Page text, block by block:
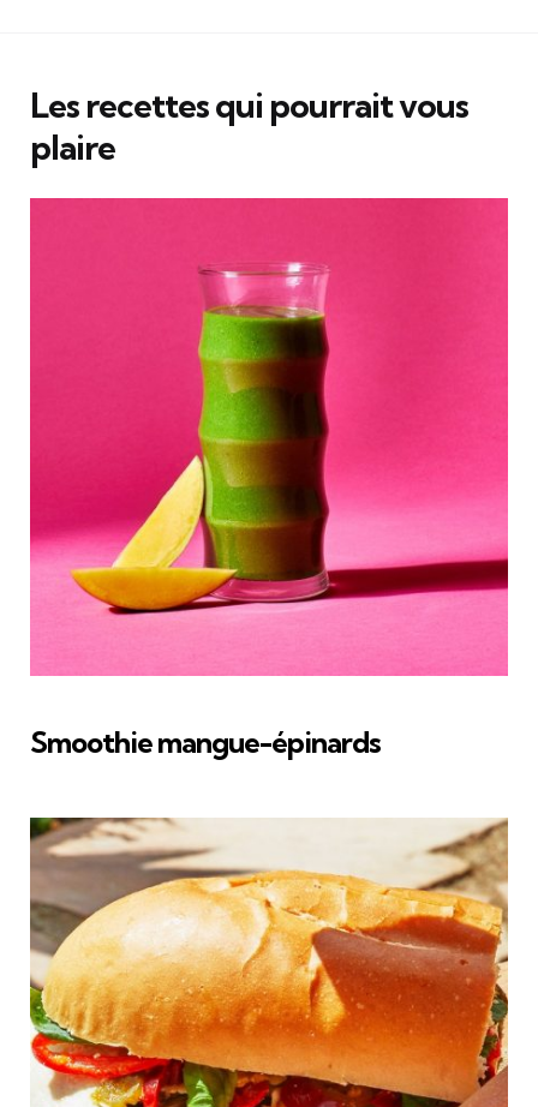
Les recettes qui pourrait vous
plaire
Smoothie mangue-épinards